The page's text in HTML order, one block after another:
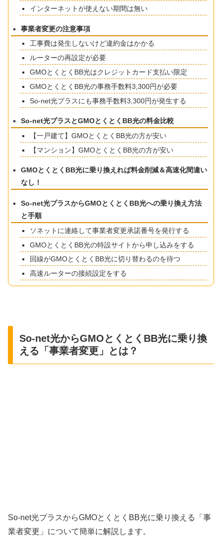
インターネットが使えない期間は無い
事業者変更の注意事項
工事費は発生しないけど違約金はかかる
ルーターの再設定が必要
GMOとくとくBB光はクレジットカード支払い限定
GMOとくとくBB光の事務手数料3,300円が必要
So-net光プラスにも事務手数料3,300円が発生する
So-net光プラスとGMOとくとくBB光の料金比較
【一戸建て】GMOとくとくBB光の方が安い
【マンション】GMOとくとくBB光の方が安い
GMOとくとくBB光に乗り換えれば料金削減＆高速化間違い
なし！
So-net光プラスからGMOとくとくBB光への乗り換え方法
と手順
ソネットに連絡して事業者変更承諾番号を発行する
GMOとくとくBB光の特設サイトから申し込みをする
回線がGMOとくとくBB光に切り替わるのを待つ
高速ルーターの接続設定をする
So-net光からGMOとくとくBB光に乗り換
える「事業者変更」とは？
So-net光プラスからGMOとくとくBB光に乗り換える「事
業者変更」について簡単に解説します。